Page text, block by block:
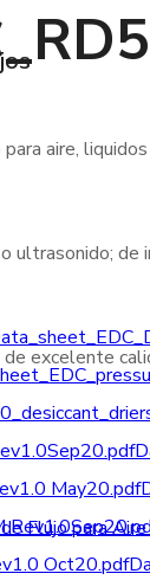
aire,
ultrasonido;
excelente
May20.pdf
Oct20.pdf